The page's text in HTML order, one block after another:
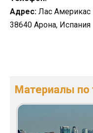
Адрес: Лас Америкас
38640 Арона, Испания
Материалы по